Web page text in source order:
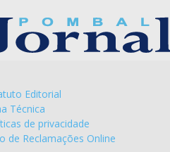
Editorial
Técnica
de privacidade
de Reclamações Online